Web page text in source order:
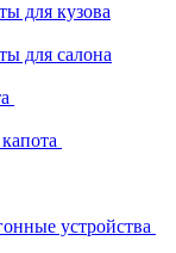
для кузова
для салона
устройства